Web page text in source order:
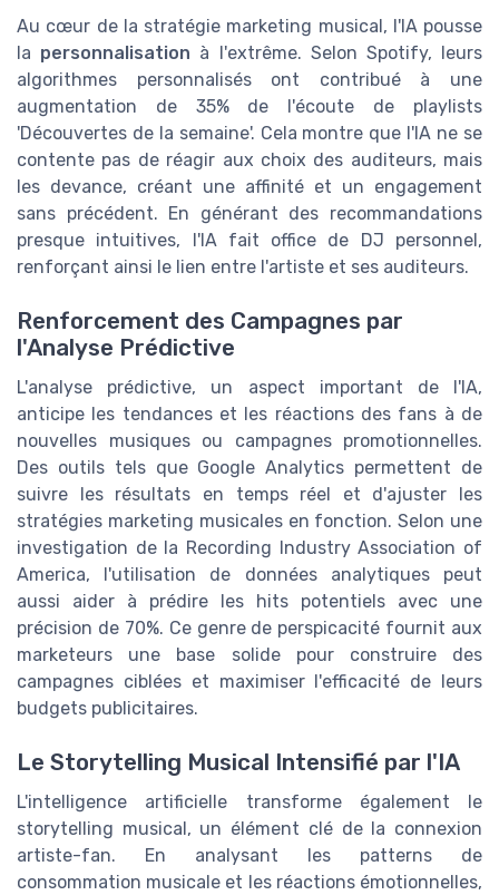
Au cœur de la stratégie marketing musical, l'IA pousse
la personnalisation à l'extrême. Selon Spotify, leurs
algorithmes personnalisés ont contribué à une
augmentation de 35% de l'écoute de playlists
'Découvertes de la semaine'. Cela montre que l'IA ne se
contente pas de réagir aux choix des auditeurs, mais
les devance, créant une affinité et un engagement
sans précédent. En générant des recommandations
presque intuitives, l'IA fait office de DJ personnel,
renforçant ainsi le lien entre l'artiste et ses auditeurs.
Renforcement des Campagnes par
l'Analyse Prédictive
L'analyse prédictive, un aspect important de l'IA,
anticipe les tendances et les réactions des fans à de
nouvelles musiques ou campagnes promotionnelles.
Des outils tels que Google Analytics permettent de
suivre les résultats en temps réel et d'ajuster les
stratégies marketing musicales en fonction. Selon une
investigation de la Recording Industry Association of
America, l'utilisation de données analytiques peut
aussi aider à prédire les hits potentiels avec une
précision de 70%. Ce genre de perspicacité fournit aux
marketeurs une base solide pour construire des
campagnes ciblées et maximiser l'efficacité de leurs
budgets publicitaires.
Le Storytelling Musical Intensifié par l'IA
L'intelligence artificielle transforme également le
storytelling musical, un élément clé de la connexion
artiste-fan. En analysant les patterns de
consommation musicale et les réactions émotionnelles,